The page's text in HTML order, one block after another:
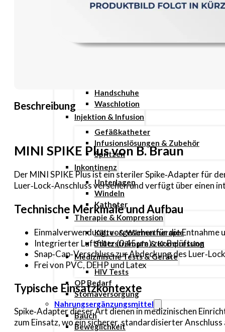
Ernährung & Trinkhilfen
Hygiene & Pflege
Handschuhe
Waschlotion
Injektion & Infusion
Gefäßkatheter
Infusionslösungen & Zubehör
Spritzen
Inkontinenz
Unterlagen
Windeln
Katheter
Therapie & Kompression
Kälte- & Wärmetherapie
Stützstrümpfe & Kompression
Medizinische Tests & Geräte
HIV Tests
OP Bedarf
Stomaversorgung
Nahrungsergänzungsmittel
Bauch
Beweglichkeit
Beschreibung
MINI SPIKE Plus von B. Braun
Der MINI SPIKE Plus ist ein steriler Spike‑Adapter für
Luer‑Lock‑Anschluss versehen und verfügt über einen
Technische Merkmale und Aufbau
Einmalverwendung; vorgesehen für die Entnahme
Integrierter Luftfilter (0,45 µm) zur Belüftung
Snap‑Cap‑Verschluss zur Abdeckung des
Frei von PVC, DEHP und Latex
Typische Einsatzkontexte
Spike‑Adapter dieser Art dienen in medizinischen
zum Einsatz, wo ein sicherer, standardisierter